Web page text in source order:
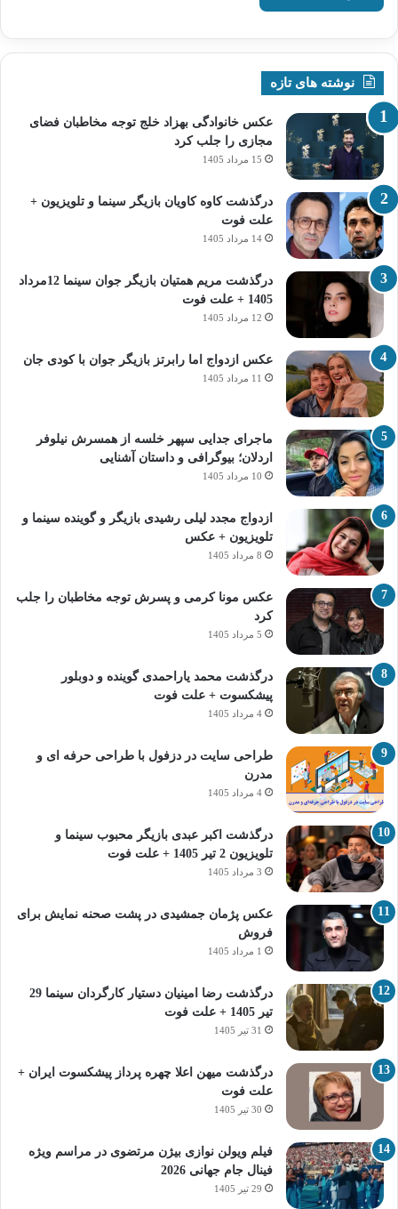
نوشته های تازه
عکس خانوادگی بهزاد خلج توجه مخاطبان فضای
مجازی را جلب کرد
15 مرداد 1405
درگذشت کاوه کاویان بازیگر سینما و تلویزیون +
علت فوت
14 مرداد 1405
درگذشت مریم همتیان بازیگر جوان سینما 12مرداد
1405 + علت فوت
12 مرداد 1405
عکس ازدواج اما رابرتز بازیگر جوان با کودی جان
11 مرداد 1405
ماجرای جدایی سپهر خلسه از همسرش نیلوفر
اردلان؛ بیوگرافی و داستان آشنایی
10 مرداد 1405
ازدواج مجدد لیلی رشیدی بازیگر و گوینده سینما و
تلویزیون + عکس
8 مرداد 1405
عکس مونا کرمی و پسرش توجه مخاطبان را جلب
کرد
5 مرداد 1405
درگذشت محمد یاراحمدی گوینده و دوبلور
پیشکسوت + علت فوت
4 مرداد 1405
طراحی سایت در دزفول با طراحی حرفه‌ ای و
مدرن
4 مرداد 1405
درگذشت اکبر عبدی بازیگر محبوب سینما و
تلویزیون 2 تیر 1405 + علت فوت
3 مرداد 1405
عکس پژمان جمشیدی در پشت صحنه نمایش برای
فروش
1 مرداد 1405
درگذشت رضا امینیان دستیار کارگردان سینما 29
تیر 1405 + علت فوت
31 تیر 1405
درگذشت میهن اعلا چهره پرداز پیشکسوت ایران +
علت فوت
30 تیر 1405
فیلم ویولن نوازی بیژن مرتضوی در مراسم ویژه
فینال جام جهانی 2026
29 تیر 1405